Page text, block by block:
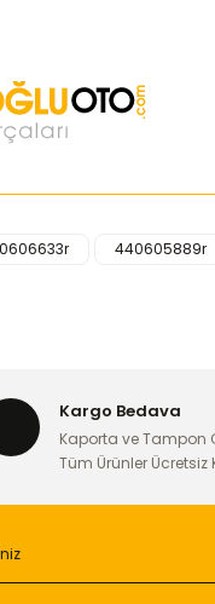
440605889r
Kargo Bedava
Kaporta ve Tampon
Tüm Ürünler Ücretsiz